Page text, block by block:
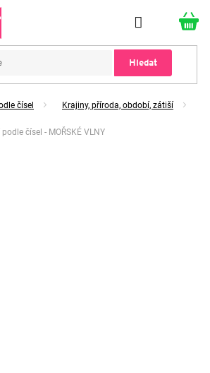
Hledat
čísel Krajiny, příroda, období, zátiší
čísel - MOŘSKÉ VLNY